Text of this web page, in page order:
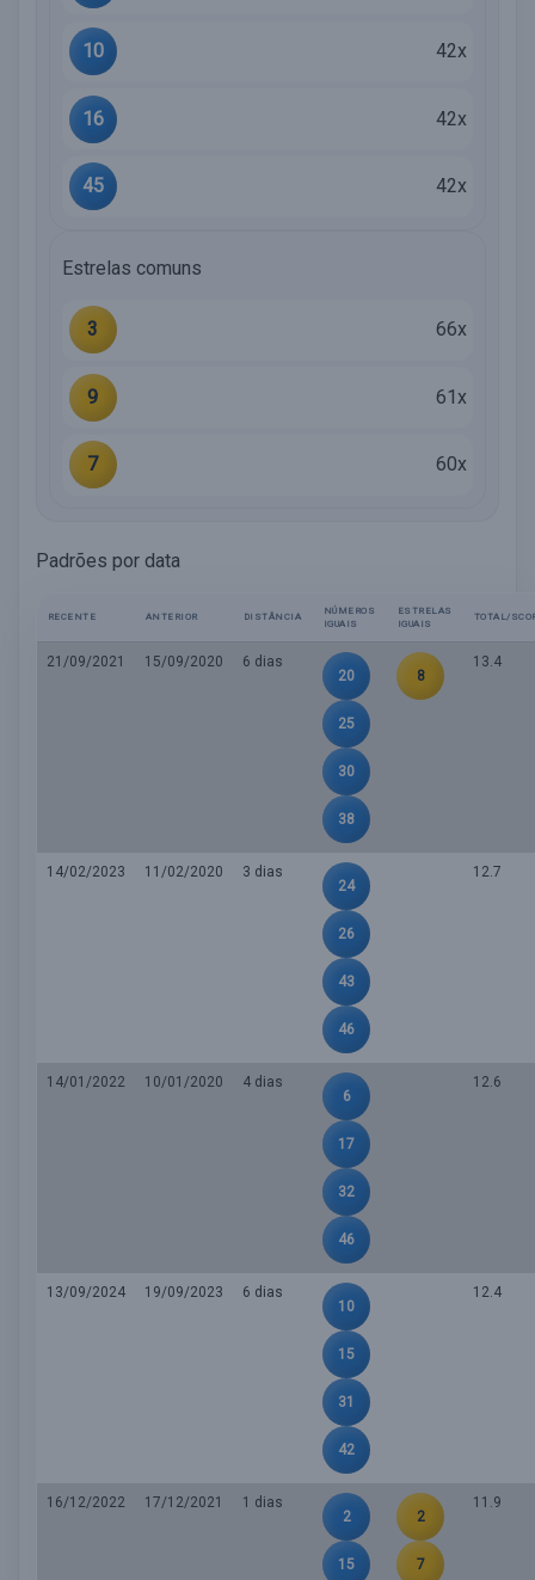
10 42x
16 42x
45 42x
Estrelas comuns
3 66x
9 61x
7 60x
Padrões por data
RECENTE ANTERIOR DISTÂNCIA
NÚMEROS
IGUAIS
ESTRELAS
IGUAIS
TOTAL/
21/09/2021 15/09/2020
6 dias
20
25
30
38
8
13.4
14/02/2023 11/02/2020
3 dias
24
26
43
46
12.7
14/01/2022 10/01/2020
4 dias
6
17
32
46
12.6
13/09/2024 19/09/2023
6 dias
10
15
31
42
12.4
16/12/2022 17/12/2021
1 dias
2
15
2
7
11.9